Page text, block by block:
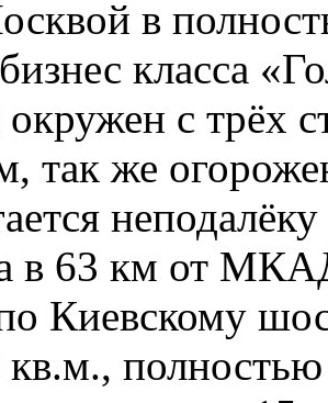
в
класса
с трёх
так же
в 63 км от
Киевскому
полностью